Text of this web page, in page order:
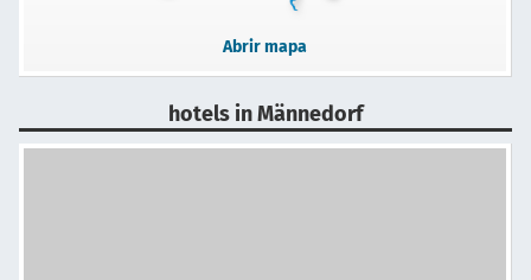
Abrir mapa
hotels in Männedorf